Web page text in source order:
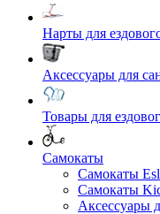
Нарты для
Аксессуары для
Товары для
Cамокаты
Самокаты
Самокаты
Аксессуары